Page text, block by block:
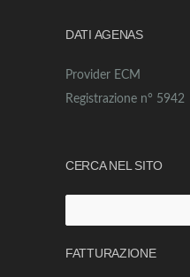
DATI AGENAS
Provider ECM
Registrazione n° 5942
CERCA NEL SITO
per:
FATTURAZIONE